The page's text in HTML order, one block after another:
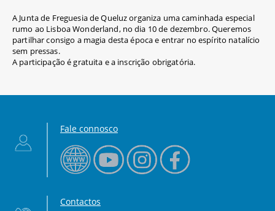
A Junta de Freguesia de Queluz organiza uma caminhada especial
rumo ao Lisboa Wonderland, no dia 10 de dezembro. Queremos
partilhar consigo a magia desta época e entrar no espírito natalício
sem pressas.
A participação é gratuita e a inscrição obrigatória.
Fale connosco
Contactos